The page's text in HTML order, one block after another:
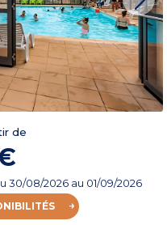
de
30/08/2026au 01/09/2026